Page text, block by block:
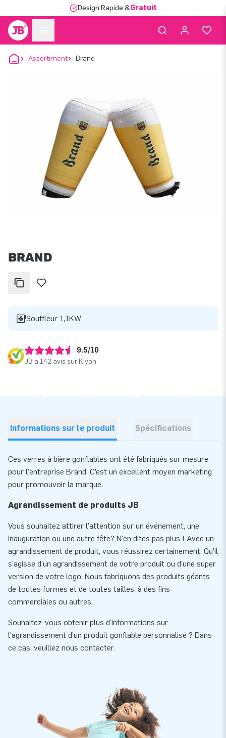
Design Rapide &Gratuit
Assortiment Brand
BRAND
Souffleur 1,1KW
9.5/10
JB a 142 avis sur Kiyoh
Informations sur le produit Spécifications
Ces verres à bière gonflables ont été fabriqués sur mesure
pour l'entreprise Brand. C’est un excellent moyen marketing
pour promouvoir la marque.
Agrandissement de produits JB
Vous souhaitez attirer l'attention sur un événement, une
inauguration ou une autre fête? N'en dites pas plus ! Avec un
agrandissement de produit, vous réussirez certainement. Qu'il
s'agisse d'un agrandissement de votre produit ou d'une super
version de votre logo. Nous fabriquons des produits géants
de toutes formes et de toutes tailles, à des fins
commerciales ou autres.
Souhaitez-vous obtenir plus d'informations sur
l'agrandissement d'un produit gonflable personnalisé ? Dans
ce cas, veuillez nous contacter.